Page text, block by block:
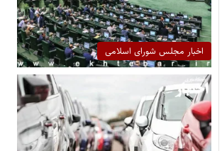
اخبار مجلس شورای اسلامی